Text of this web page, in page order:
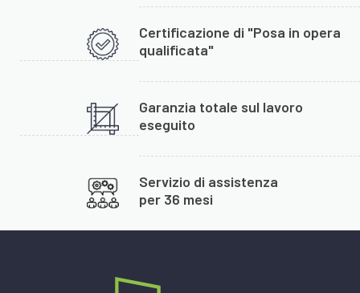
Certificazione di "Posa in opera
qualificata"
Garanzia totale sul lavoro
eseguito
Servizio di assistenza
per 36 mesi